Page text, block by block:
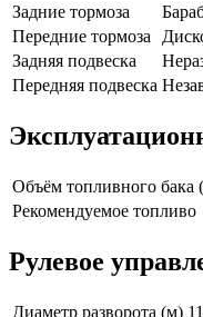
Задние тормоза
Передние тормоза
Задняя подвеска
Передняя подвеска
Объём топливного бака
Рекомендуемое топливо
Рулевое
Диаметр разворота (м)